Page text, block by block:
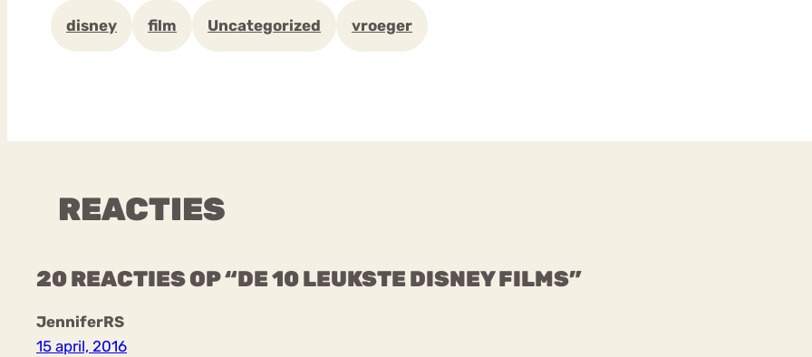
disney film Uncategorized vroeger
REACTIES
20 REACTIES OP “DE 10 LEUKSTE DISNEY FILMS”
JenniferRS
15 april, 2016